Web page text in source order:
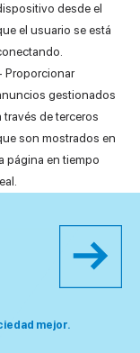
desde el
el usuario se está
Proporcionar
gestionados
través de terceros
son mostrados en
página en tiempo
mejor.